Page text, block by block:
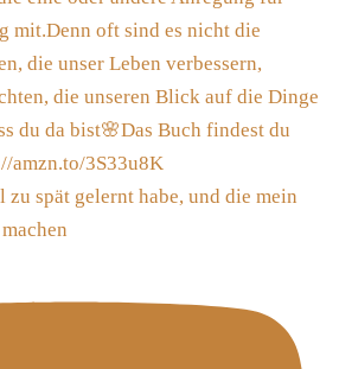
spät gelernt habe, und die mein